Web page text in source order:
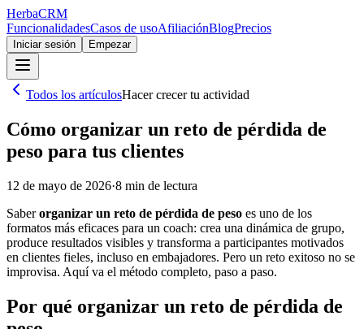
HerbaCRM
FuncionalidadesCasos de usoAfiliaciónBlogPrecios
Iniciar sesión Empezar
Todos los artículosHacer crecer tu actividad
Cómo organizar un reto de pérdida de
peso para tus clientes
12 de mayo de 2026·8 min de lectura
Saberorganizar un reto de pérdida de peso es uno de los
formatos más eficaces para un coach: crea una dinámica de grupo,
produce resultados visibles y transforma a participantes motivados
en clientes fieles, incluso en embajadores. Pero un reto exitoso no se
improvisa. Aquí va el método completo, paso a paso.
Por qué organizar un reto de pérdida de